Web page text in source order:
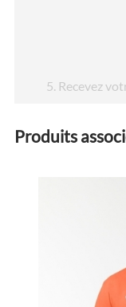
5. Recevez
Produits